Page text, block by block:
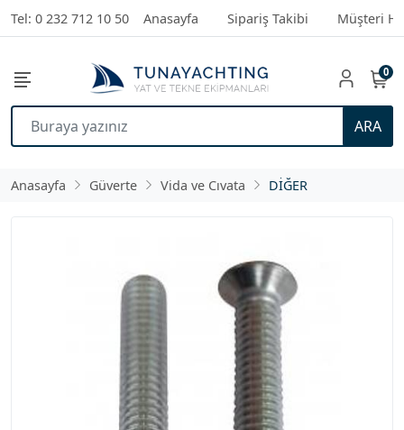
Tel: 0 232 712 10 50 Anasayfa Sipariş Takibi Müşteri
ARA
0
Anasayfa Güverte Vida ve Cıvata DİĞER